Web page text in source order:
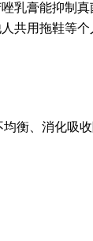
乳膏能抑制
共用拖鞋等个
衡、消化吸